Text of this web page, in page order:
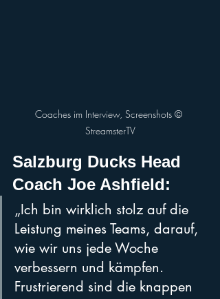
Coaches im Interview, Screenshots ©️
StreamsterTV
Salzburg Ducks Head
Coach Joe Ashfield:
„Ich bin wirklich stolz auf die
Leistung meines Teams, darauf,
wie wir uns jede Woche
verbessern und kämpfen.
Frustrierend sind die knappen